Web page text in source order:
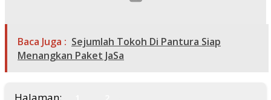
Baca Juga : Sejumlah Tokoh Di Pantura Siap
Menangkan Paket JaSa